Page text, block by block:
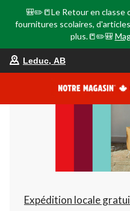
🎒✏️📒Le Retour en classe
fournitures scolaires,
plus.📒✏️🎒
Leduc, AB
Expédition locale